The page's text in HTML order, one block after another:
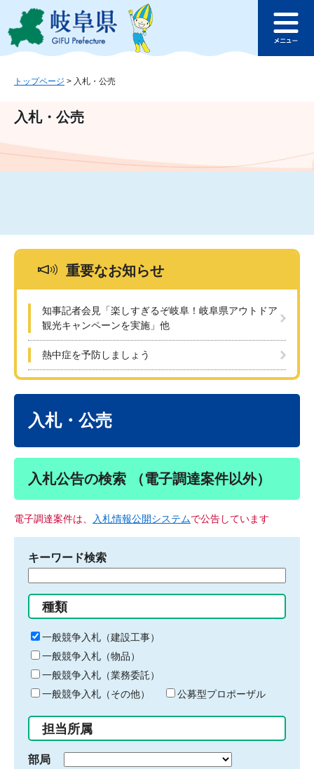
ジ
ュ
文
このページの本文へ
ュ
トップページ > 入札・公売
入札・公売
重要なお知らせ
知事記者会見「楽しすぎるぞ岐阜！岐阜県アウトドア
観光キャンペーンを実施」他
熱中症を予防しましょう
入札・公売
入札公告の検索 （電子調達案件以外）
電子調達案件は、 入札情報公開システムで公告しています
キーワード検索
る
キ
ー
ワ
ー
ド
入
力
種類
一般競争入札（建設工事）
一般競争入札（物品）
一般競争入札（業務委託）
一般競争入札（その他）
公募型プロポーザル
担当所属
部局